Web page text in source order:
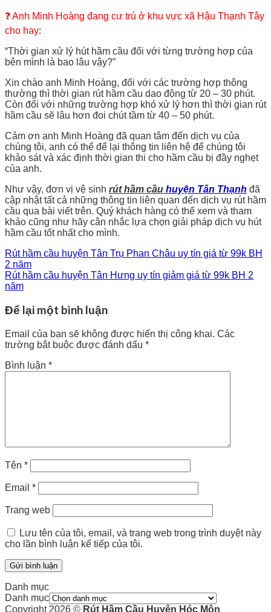
❓ Anh Minh Hoàng đang cư trú ở khu vực xã Hậu Thạnh Tây
cho hay:
“Thời gian xử lý hút hầm cầu đối với từng trường hợp của
bên mình là bao lâu vậy?”
Xin chào anh Minh Hoàng, đối với các trường hợp thông
thường thì thời gian rút hầm cầu dao động từ 20 – 30 phút.
Còn đối với những trường hợp khó xử lý hơn thì thời gian rút
hầm cầu sẽ lâu hơn đoi chút tầm từ 40 – 50 phút.
Cảm ơn anh Minh Hoàng đã quan tâm đến dịch vụ của
chúng tôi, anh có thể để lại thông tin liên hệ để chúng tôi
khảo sát và xác định thời gian thi cho hầm cầu bị đầy nghẹt
của anh.
Như vậy, đơn vị vệ sinh rút hầm cầu huyện Tân Thạnh đã
cập nhật tất cả những thông tin liên quan đến dịch vụ rút hầm
cầu qua bài viết trên. Quý khách hàng có thể xem và tham
khảo cũng như hãy cân nhắc lựa chọn giải pháp dịch vụ hút
hầm cầu tốt nhất cho mình.
Rút hầm cầu huyện Tân Trụ Phan Châu uy tín giá từ 99k BH
2 năm
Rút hầm cầu huyện Tân Hưng uy tín giảm giá từ 99k BH 2
năm
Để lại một bình luận
Email của bạn sẽ không được hiển thị công khai. Các
trường bắt buộc được đánh dấu *
Bình luận *
Tên *
Email *
Trang web
Lưu tên của tôi, email, và trang web trong trình duyệt này
cho lần bình luận kế tiếp của tôi.
Danh mục
Danh mục
Copyright 2026 © Rút Hầm Cầu Huyện Hóc Môn